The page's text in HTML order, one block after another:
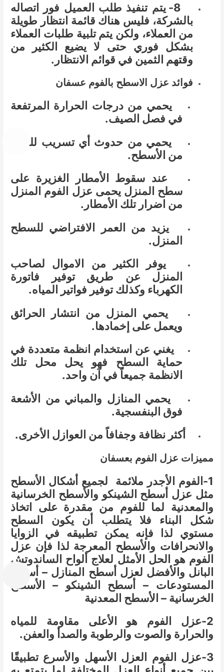
8- يتم تنفيذ طلب العميل فور اتصاله
بالشركة، فليس هناك قائمة انتظار طويلة
من العملاء، ولكن يتم تلبية طلبات العملاء
بشكل فوري حتى لا يضيع الكثير من
وقتهم الثمين في قوائم الانتظار.
فوائد عزل الاسطح بالفوم عسفان
يحمي من درجات الحرارة المرتفعة
في فصل الصيف.
يحمي من حدوث أي تسريب للمياه
من الأسطح.
عند سقوط الأمطار الغزيرة على
سطح المنزل يحمى عزل الفوم المنزل
من اضرار تلك الأمطار.
يزيد من العمر الافتراضي للسطح
المنزل.
يوفر الكثير من الاموال لصاحب
المنزل عن طريق توفير فاتورة
الكهرباء وكذلك توفير فواتير المياه.
يحمي المنزل من انتشار الحرائق
ويعمل على إخمادها.
يغني عن استخدام انظمة متعددة في
حماية السطح فهو يحل محل تلك
الانظمة جميعاً في آن واحد.
يحمي المنازل والمباني من الأشعة
فوق البنفسجية.
أكثر نظافة وجفافاً من العوازل الأخرى.
مميزات عزل الفوم بعسفان
1-الفوم الأجدر ملائمة لجميع أشكال الأسطح
مثل عزل أسطح الشينكو والأسطح الخرسانية
والمعدنية لما للفوم من مقدرة على اتخاذ
شكل البناء فلا يتطلب أن يكون السطح
مستوي لذا فإنه يمكن تطبيقه في الزوايا
والانحرافات والأسطح المعرجة لذا فإن عزل
الفوم هو الحل الأمثل لعلاج ألواح الساندوتش
البانل والأفضل لعزل أسطح المنازل – أسطح
المستودعات – أسطح الشينكو – الأسطح
الخرسانية – الأسطح المعدنية
2-عزل الفوم هو الأعلى مقاومة للمياه
والحرارة والصوت والرطوبة والصدأ والعفن.
3-عزل الفوم العزل الأسهل والأسرع تطبيقًا